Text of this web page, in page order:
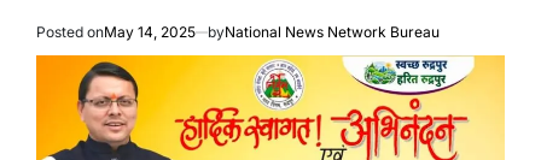
Posted onMay 14, 2025 byNational News Network Bureau